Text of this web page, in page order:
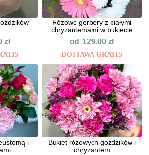
zł
Różowe gerbery z białymi
chryzantemami w bukiecie
od 129.00zł
DOSTAWA GRATIS
i
Bukiet różowych goździków i
chryzantem